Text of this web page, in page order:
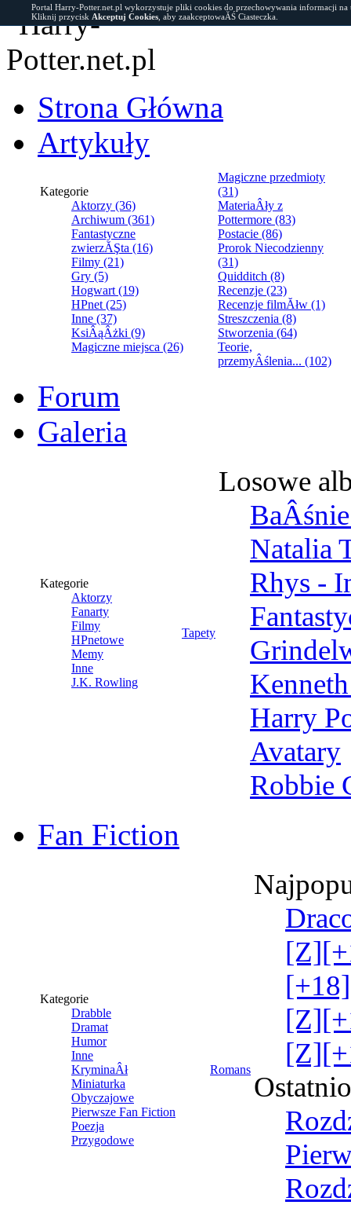
Strona Główna
Artykuły
Kategorie
Aktorzy (36)
Archiwum (361)
Fantastyczne
zwierzĂŞta (16)
Filmy (21)
Gry (5)
Hogwart (19)
HPnet (25)
Inne (37)
KsiÂąÂżki (9)
Magiczne miejsca (26)
Magiczne przedmioty
(31)
MateriaÂły z
Pottermore (83)
Postacie (86)
Prorok Niecodzienny
(31)
Quidditch (8)
Recenzje (23)
Recenzje filmĂłw (1)
Streszczenia (8)
Stworzenia (64)
Teorie,
przemyÂślenia... (102)
Forum
Galeria
Kategorie
Aktorzy
Fanarty
Filmy
HPnetowe
Memy
Inne
J.K. Rowling
Tapety
Losowe
Natalia
Rhys -
Harry
Avatary
Robbie
Fan Fiction
Kategorie
Drabble
Dramat
Humor
Inne
KryminaÂł
Miniaturka
Obyczajowe
Pierwsze Fan Fiction
Poezja
Przygodowe
Romans
Portal Harry-Potter.net.pl wykorzystuje pliki cookies do przechowywania informacji
Kliknij przycisk Akceptuj Cookies , aby zaakceptowaĂŚ Ciasteczka.